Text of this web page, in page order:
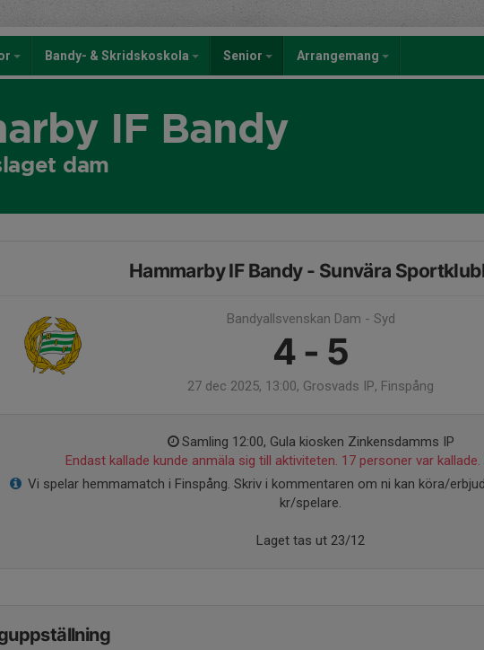
Bandy- & Skridskoskola Senior Arrangemang
IF Bandy
dam
Hammarby IF Bandy - Sunvära
Bandyallsvenskan Dam - Syd
4 - 5
27 dec 2025, 13:00, Grosvads IP, Finspång
Samling 12:00, Gula kiosken Zinkensdamms IP
Endast kallade kunde anmäla sig till aktiviteten. 17 personer var kallade.
Vi spelar hemmamatch i Finspång. Skriv i kommentaren om ni kan köra/
kr/spelare.
Laget tas ut 23/12